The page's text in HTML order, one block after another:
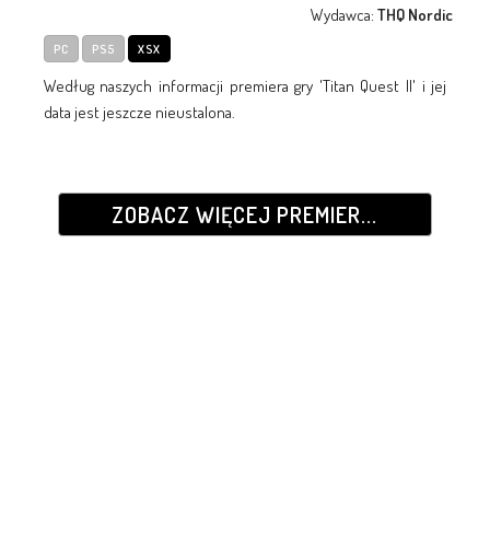
Wydawca:THQ Nordic
PC PS5 XSX
Według naszych informacji premiera gry 'Titan Quest II' i jej
data jest jeszcze nieustalona.
ZOBACZ WIĘCEJ PREMIER...